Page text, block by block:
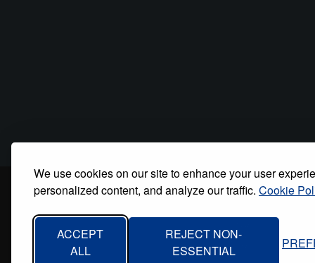
We use cookies on our site to enhance your user
personalized content, and analyze our traffic. Cookie
ACCEPT
ALL
REJECT NON-
ESSENTIAL
Footer
menu
Inicio Quiénes somos Contacto